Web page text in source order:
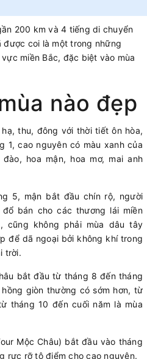
200 km và 4 tiếng di chuyển
được coi là một trong những
miền Bắc, đặc biệt vào mùa
nào đẹp
thu, đông với thời tiết ôn hòa,
1, cao nguyên có màu xanh của
hoa mận, hoa mơ, mai anh
5, mận bắt đầu chín rộ, người
bán cho các thương lái miền
cũng không phải mùa dâu tây
để dã ngoại bởi không khí trong
trời.
bắt đầu từ tháng 8 đến tháng
giòn thường có sớm hơn, từ
tháng 10 đến cuối năm là mùa
Mộc Châu) bắt đầu vào tháng
rực rỡ tô điểm cho cao nguyên.